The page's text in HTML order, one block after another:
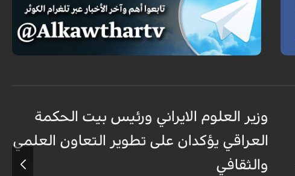
وزير العلوم الايراني ورئيس بيت الحكمة
العراقي يؤكدان على تطوير التعاون العلمي
والثقافي